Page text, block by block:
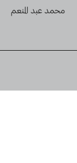
محمد عبد المنعم